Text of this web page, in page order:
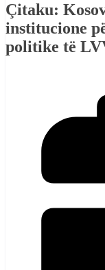
Çitaku:
institucione
politike të